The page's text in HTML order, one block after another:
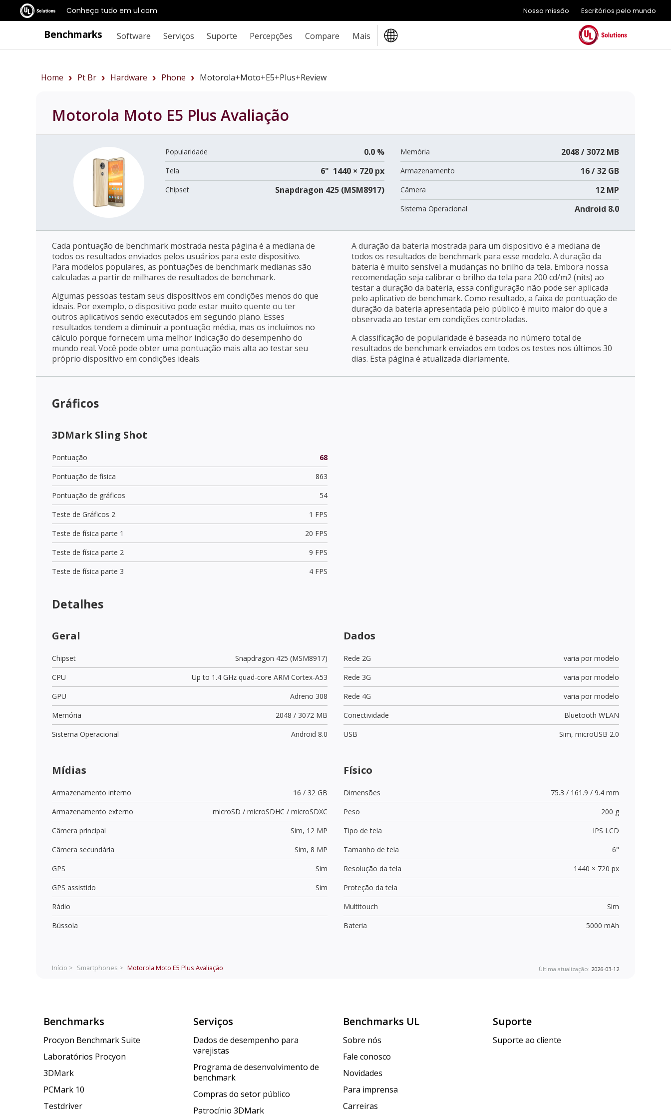
Conheça tudo em ul.com Nossa missão Escritórios pelo mundo
Benchmarks Software Serviços Suporte Percepções Compare Mais
Home Pt Br Hardware Phone Motorola+Moto+E5+Plus+review
Motorola Moto E5 Plus Avaliação
Popularidade 0.0 %
Tela 6" 1440 × 720 px
Chipset Snapdragon 425 (MSM8917)
Memória 2048 / 3072 MB
Armazenamento 16 / 32 GB
Câmera 12 MP
Sistema Operacional Android 8.0
Cada pontuação de benchmark mostrada nesta página é a mediana de
todos os resultados enviados pelos usuários para este dispositivo.
Para modelos populares, as pontuações de benchmark medianas são
calculadas a partir de milhares de resultados de benchmark.
Algumas pessoas testam seus dispositivos em condições menos do que
ideais. Por exemplo, o dispositivo pode estar muito quente ou ter
outros aplicativos sendo executados em segundo plano. Esses
resultados tendem a diminuir a pontuação média, mas os incluímos no
cálculo porque fornecem uma melhor indicação do desempenho do
mundo real. Você pode obter uma pontuação mais alta ao testar seu
próprio dispositivo em condições ideais.
A duração da bateria mostrada para um dispositivo é a mediana de
todos os resultados de benchmark para esse modelo. A duração da
bateria é muito sensível a mudanças no brilho da tela. Embora nossa
recomendação seja calibrar o brilho da tela para 200 cd/m2 (nits) ao
testar a duração da bateria, essa configuração não pode ser aplicada
pelo aplicativo de benchmark. Como resultado, a faixa de pontuação de
duração da bateria apresentada pelo público é muito maior do que a
observada ao testar em condições controladas.
A classificação de popularidade é baseada no número total de
resultados de benchmark enviados em todos os testes nos últimos 30
dias. Esta página é atualizada diariamente.
Gráficos
3DMark Sling Shot
Pontuação
68
Pontuação de fisica
863
Pontuação de gráficos
54
Teste de Gráficos 2
1 FPS
Teste de física parte 1
20 FPS
Teste de física parte 2
9 FPS
Teste de física parte 3
4 FPS
Detalhes
Geral
Chipset
Snapdragon 425 (MSM8917)
CPU
Up to 1.4 GHz quad-core ARM Cortex-A53
GPU
Adreno 308
Memória
2048 / 3072 MB
Sistema Operacional
Android 8.0
Dados
Rede 2G
varia por modelo
Rede 3G
varia por modelo
Rede 4G
varia por modelo
Conectividade
Bluetooth WLAN
USB
Sim, microUSB 2.0
Mídias
Armazenamento interno
16 / 32 GB
Armazenamento externo
microSD / microSDHC / microSDXC
Câmera principal
Sim, 12 MP
Câmera secundária
Sim, 8 MP
GPS
Sim
GPS assistido
Sim
Rádio
Bússola
Físico
Dimensões
75.3 / 161.9 / 9.4 mm
Peso
200 g
Tipo de tela
IPS LCD
Tamanho de tela
6"
Resolução da tela
1440 × 720 px
Proteção da tela
Multitouch
Sim
Bateria
5000 mAh
Início > Smartphones > Motorola Moto E5 Plus Avaliação Última atualização: 2026-03-12
Benchmarks
Procyon Benchmark Suite
Laboratórios Procyon
3DMark
PCMark 10
Testdriver
Serviços
Dados de desempenho para
varejistas
Programa de desenvolvimento de
benchmark
Compras do setor público
Patrocínio 3DMark
Benchmarks UL
Sobre nós
Fale conosco
Novidades
Para imprensa
Carreiras
Suporte
Suporte ao cliente